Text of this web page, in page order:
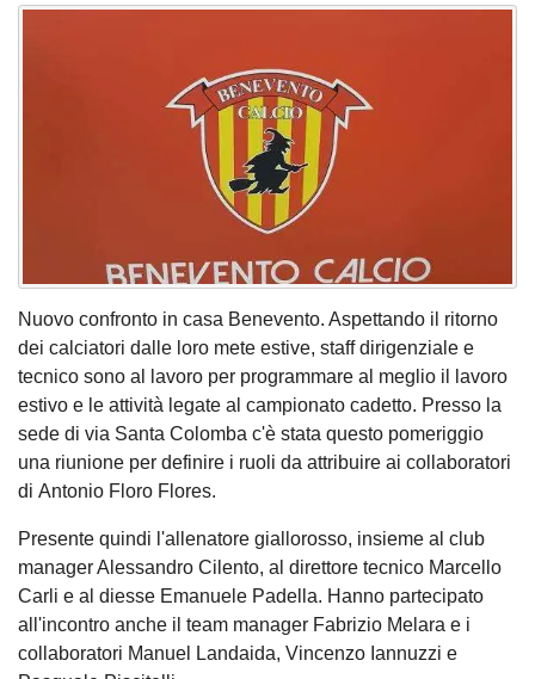
Nuovo confronto in casa Benevento. Aspettando il ritorno
dei calciatori dalle loro mete estive, staff dirigenziale e
tecnico sono al lavoro per programmare al meglio il lavoro
estivo e le attività legate al campionato cadetto. Presso la
sede di via Santa Colomba c'è stata questo pomeriggio
una riunione per definire i ruoli da attribuire ai collaboratori
di Antonio Floro Flores.
Presente quindi l'allenatore giallorosso, insieme al club
manager Alessandro Cilento, al direttore tecnico Marcello
Carli e al diesse Emanuele Padella. Hanno partecipato
all'incontro anche il team manager Fabrizio Melara e i
collaboratori Manuel Landaida, Vincenzo Iannuzzi e